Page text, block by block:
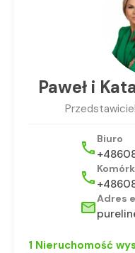
Paweł i
Biuro
Adres
1 Nieruchomość